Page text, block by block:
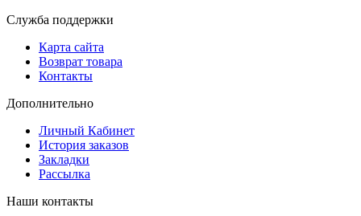
Служба поддержки
Карта сайта
Возврат товара
Контакты
Дополнительно
Личный Кабинет
История заказов
Закладки
Рассылка
Наши контакты